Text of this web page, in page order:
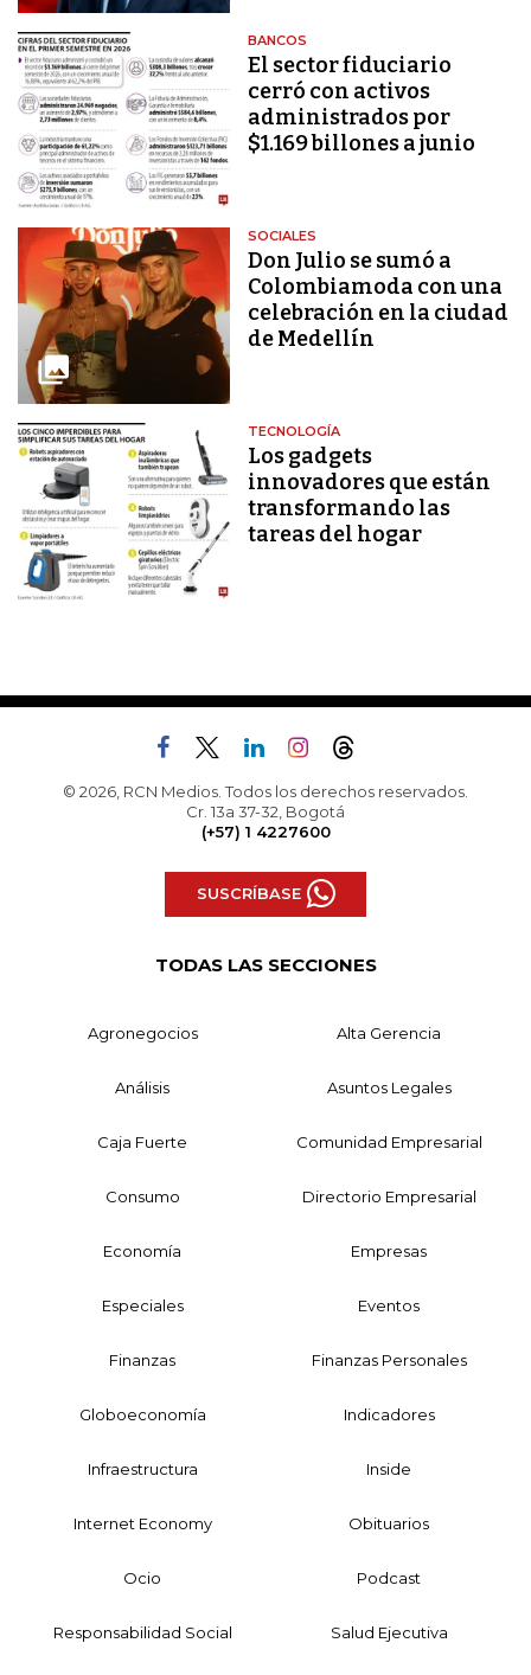
BANCOS
El sector fiduciario
cerró con activos
administrados por
$1.169 billones a junio
SOCIALES
Don Julio se sumó a
Colombiamoda con una
celebración en la ciudad
de Medellín
TECNOLOGÍA
Los gadgets
innovadores que están
transformando las
tareas del hogar
© 2026, RCN Medios. Todos los derechos reservados.
Cr. 13a 37-32, Bogotá
(+57) 1 4227600
SUSCRÍBASE
TODAS LAS SECCIONES
Agronegocios Alta Gerencia
Análisis Asuntos Legales
Caja Fuerte Comunidad Empresarial
Consumo Directorio Empresarial
Economía Empresas
Especiales Eventos
Finanzas Finanzas Personales
Globoeconomía Indicadores
Infraestructura Inside
Internet Economy Obituarios
Ocio Podcast
Responsabilidad Social Salud Ejecutiva